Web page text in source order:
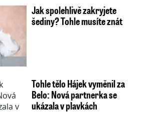
Jak spolehlivě zakryjete
šediny? Tohle musíte znát
Tohle tělo Hájek vyměnil za
Belo: Nová partnerka se
ukázala v plavkách